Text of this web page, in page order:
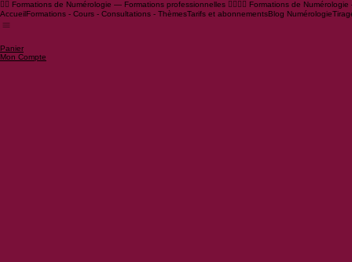
🧙‍♂️ Formations de Numérologie — Formations professionnelles 🧙‍♀️
AccueilFormations - Cours - Consultations - ThèmesTarifs et abonnementsBlog Numérologie
Panier
Mon Compte